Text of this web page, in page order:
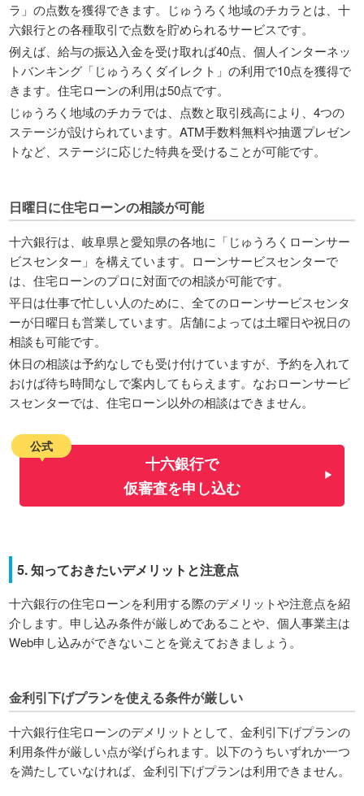
ラ」の点数を獲得できます。じゅうろく地域のチカラとは、十
六銀行との各種取引で点数を貯められるサービスです。
例えば、給与の振込入金を受け取れば40点、個人インターネッ
トバンキング「じゅうろくダイレクト」の利用で10点を獲得で
きます。住宅ローンの利用は50点です。
じゅうろく地域のチカラでは、点数と取引残高により、4つの
ステージが設けられています。ATM手数料無料や抽選プレゼン
トなど、ステージに応じた特典を受けることが可能です。
日曜日に住宅ローンの相談が可能
十六銀行は、岐阜県と愛知県の各地に「じゅうろくローンサー
ビスセンター」を構えています。ローンサービスセンターで
は、住宅ローンのプロに対面での相談が可能です。
平日は仕事で忙しい人のために、全てのローンサービスセンタ
ーが日曜日も営業しています。店舗によっては土曜日や祝日の
相談も可能です。
休日の相談は予約なしでも受け付けていますが、予約を入れて
おけば待ち時間なしで案内してもらえます。なおローンサービ
スセンターでは、住宅ローン以外の相談はできません。
公式
十六銀行で
仮審査を申し込む
5. 知っておきたいデメリットと注意点
十六銀行の住宅ローンを利用する際のデメリットや注意点を紹
介します。申し込み条件が厳しめであることや、個人事業主は
Web申し込みができないことを覚えておきましょう。
金利引下げプランを使える条件が厳しい
十六銀行住宅ローンのデメリットとして、金利引下げプランの
利用条件が厳しい点が挙げられます。以下のうちいずれか一つ
を満たしていなければ、金利引下げプランは利用できません。